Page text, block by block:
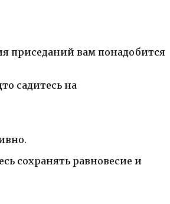
приседаний вам понадобится
садитесь на
сохранять равновесие и